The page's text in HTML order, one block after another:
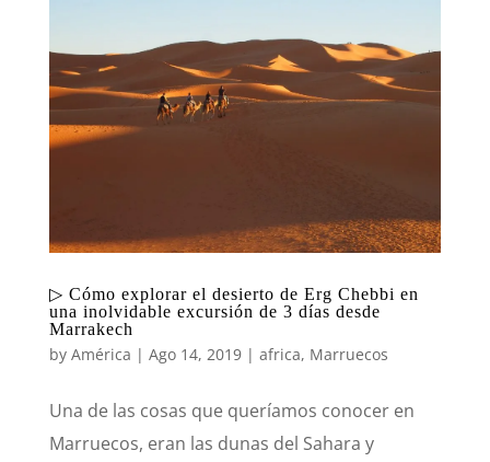
▷ Cómo explorar el desierto de Erg Chebbi en
una inolvidable excursión de 3 días desde
Marrakech
by América | Ago 14, 2019| africa, Marruecos
Una de las cosas que queríamos conocer en
Marruecos, eran las dunas del Sahara y